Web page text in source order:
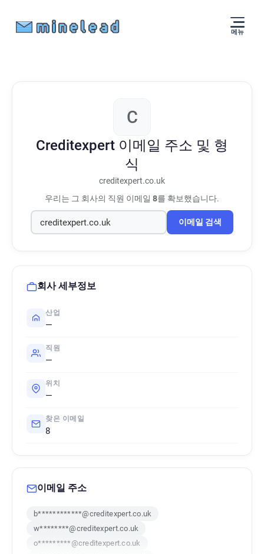
메뉴
C
Creditexpert 이메일 주소 및 형
식
creditexpert.co.uk
우리는 그 회사의 직원 이메일 8를 확보했습니다.
이메일 검색
회사 세부정보
산업
—
직원
—
위치
—
찾은 이메일
8
이메일 주소
b************@creditexpert.co.uk
w********@creditexpert.co.uk
o*********@creditexpert.co.uk